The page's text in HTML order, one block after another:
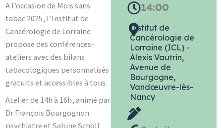
A l’occasion de Mois sans
tabac 2025, l’Institut de
Cancérologie de Lorraine
propose des conférences-
ateliers avec des bilans
tabacologiques personnalisés
gratuits et accessibles à tous.
Atelier de 14h à 16h, animé par
Dr François Bourgognon
psychiatre et Sabine Scholl
14:00
Institut de
Cancérologie de
Lorraine (ICL) -
Alexis Vautrin,
Avenue de
Bourgogne,
Vandœuvre-lès-
Nancy